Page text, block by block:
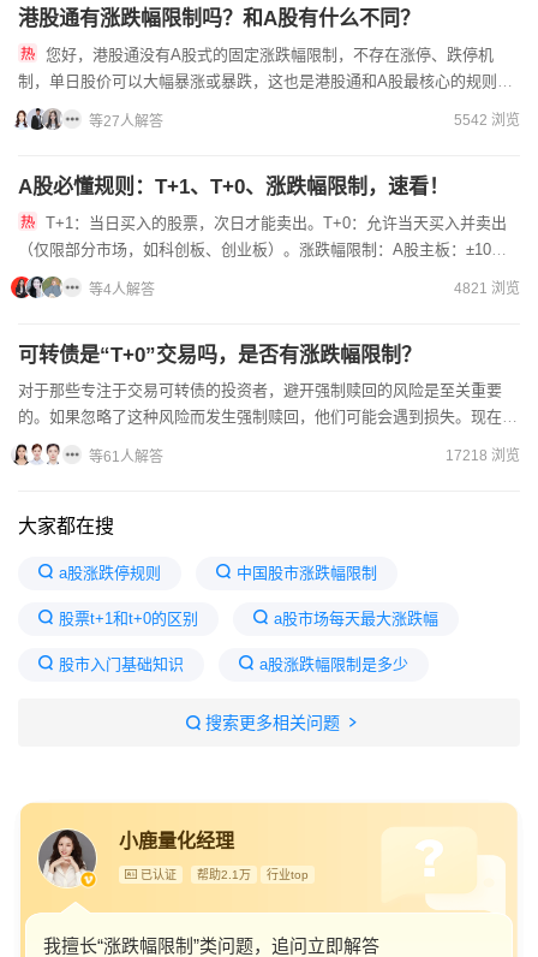
港股通有涨跌幅限制吗？和A股有什么不同？
制，单日股价可以大幅暴涨或暴跌，这也是港股通和A股最核心的规则差
异。港股并非完全无风控，配套了专属波动调节机制，和A股刚性涨跌...
等27人解答 5542 浏览
A股必懂规则：T+1、T+0、涨跌幅限制，速看！
（仅限部分市场，如科创板、创业板）。涨跌幅限制：A股主板：±10%
科创板/创业板：±20%ST股：±5%
等4人解答 4821 浏览
可转债是“T+0”交易吗，是否有涨跌幅限制？
对于那些专注于交易可转债的投资者，避开强制赎回的风险是至关重要
的。如果忽略了这种风险而发生强制赎回，他们可能会遇到损失。现在的
可转债的手续费是万三的，默认的佣金其实是可以降低的，不同的...
等61人解答 17218 浏览
大家都在搜
a股涨跌停规则 中国股市涨跌幅限制
股票t+1和t+0的区别 a股市场每天最大涨跌幅
股市入门基础知识 a股涨跌幅限制是多少
a股新股第二天涨跌幅限制
A股明天很可能迎来大级别上涨 A股突发两大消息
搜索更多相关问题
小鹿量化经理
已认证 帮助2.1万 行业top
我擅长“涨跌幅限制”类问题，追问立即解答